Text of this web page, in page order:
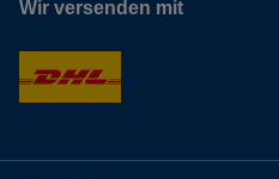
Wir versenden mit